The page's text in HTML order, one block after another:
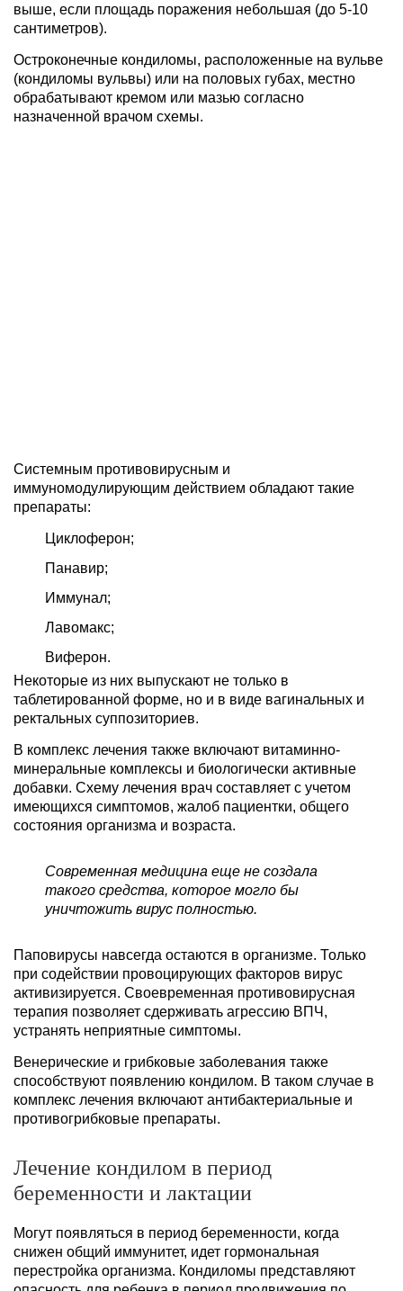
выше, если площадь поражения небольшая (до 5-10
сантиметров).
Остроконечные кондиломы, расположенные на вульве
(кондиломы вульвы) или на половых губах, местно
обрабатывают кремом или мазью согласно
назначенной врачом схемы.
Системным противовирусным и
иммуномодулирующим действием обладают такие
препараты:
Циклоферон;
Панавир;
Иммунал;
Лавомакс;
Виферон.
Некоторые из них выпускают не только в
таблетированной форме, но и в виде вагинальных и
ректальных суппозиториев.
В комплекс лечения также включают витаминно-
минеральные комплексы и биологически активные
добавки. Схему лечения врач составляет с учетом
имеющихся симптомов, жалоб пациентки, общего
состояния организма и возраста.
Современная медицина еще не создала
такого средства, которое могло бы
уничтожить вирус полностью.
Паповирусы навсегда остаются в организме. Только
при содействии провоцирующих факторов вирус
активизируется. Своевременная противовирусная
терапия позволяет сдерживать агрессию ВПЧ,
устранять неприятные симптомы.
Венерические и грибковые заболевания также
способствуют появлению кондилом. В таком случае в
комплекс лечения включают антибактериальные и
противогрибковые препараты.
Лечение кондилом в период
беременности и лактации
Могут появляться в период беременности, когда
снижен общий иммунитет, идет гормональная
перестройка организма. Кондиломы представляют